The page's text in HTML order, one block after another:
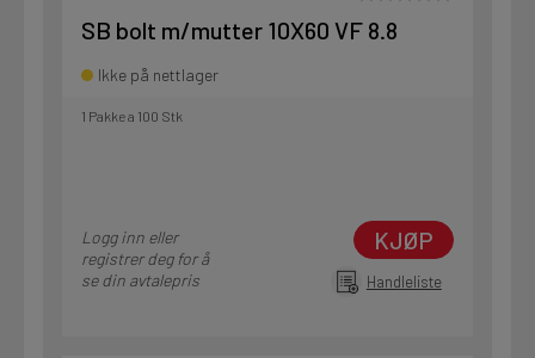
SB bolt m/mutter 10X60 VF 8.8
Ikke på nettlager
1 Pakke a 100 Stk
Logg inn eller
registrer deg for å
se din avtalepris
KJØP
Handleliste